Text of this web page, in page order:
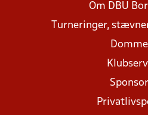
Om DBU
Turneringer,